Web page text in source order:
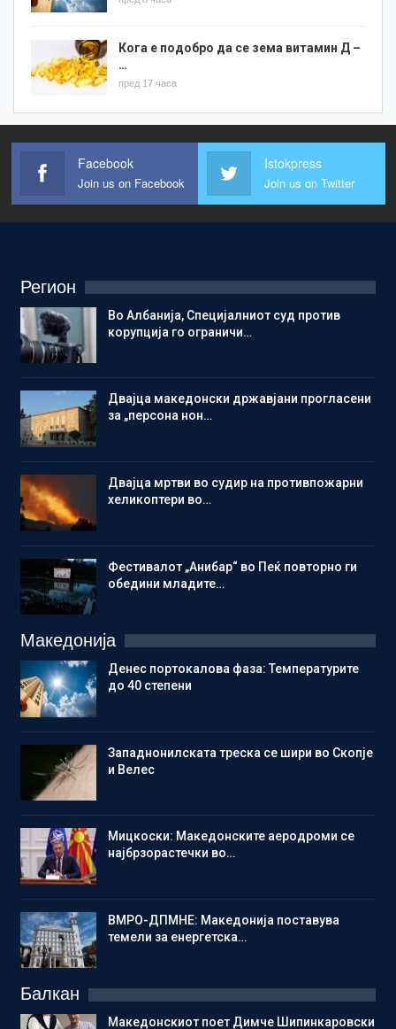
Кога е подобро да се зема витамин Д –
…
пред 17 часа
Facebook
Join us on Facebook
Istokpress
Join us on Twitter
Регион
Во Албанија, Специјалниот суд против
корупција го ограничи…
Двајца македонски државјани прогласени
за „персона нон…
Двајца мртви во судир на противпожарни
хеликоптери во…
Фестивалот „Анибар“ во Пеќ повторно ги
обедини младите…
Македонија
Денес портокалова фаза: Температурите
до 40 степени
Западнонилската треска се шири во Скопје
и Велес
Мицкоски: Македонските аеродроми се
најбрзорастечки во…
ВМРО-ДПМНЕ: Македонија поставува
темели за енергетска…
Балкан
Македонскиот поет Димче Шипинкаровски